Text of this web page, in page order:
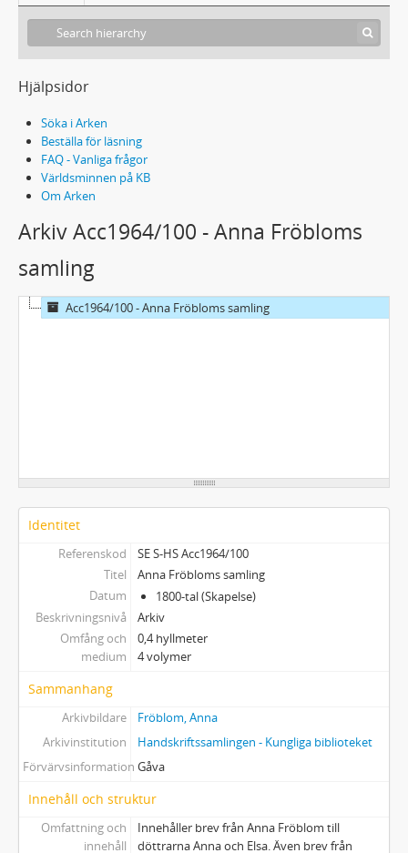
Hjälpsidor
Söka i Arken
Beställa för läsning
FAQ - Vanliga frågor
Världsminnen på KB
Om Arken
Arkiv Acc1964/100 - Anna Fröbloms
samling
Acc1964/100 - Anna Fröbloms samling
Identitet
Referenskod
SE S-HS Acc1964/100
Titel
Anna Fröbloms samling
Datum
1800-tal (Skapelse)
Beskrivningsnivå
Arkiv
Omfång och
medium
0,4 hyllmeter
4 volymer
Sammanhang
Arkivbildare
Fröblom, Anna
Arkivinstitution
Handskriftssamlingen - Kungliga biblioteket
Förvärvsinformation Gåva
Innehåll och struktur
Omfattning och
innehåll
Innehåller brev från Anna Fröblom till
döttrarna Anna och Elsa. Även brev från